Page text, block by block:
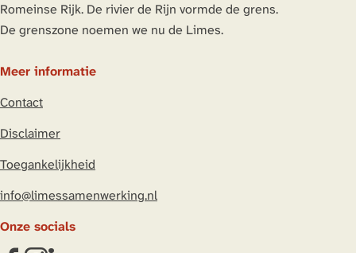
Romeinse Rijk. De rivier de Rijn vormde de grens.
De grenszone noemen we nu de Limes.
Meer informatie
Contact
Disclaimer
Toegankelijkheid
info@limessamenwerking.nl
Onze socials